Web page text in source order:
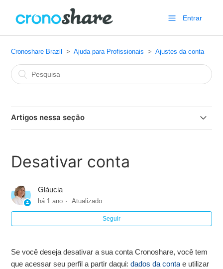
Entrar
Cronoshare Brazil Ajuda para Profissionais Ajustes da conta
Artigos nessa seção
Não consigo entrar na minha conta
Recuperar senha
Desativar conta
Gláucia
há 1 ano Atualizado
Seguir
Se você deseja desativar a sua conta Cronoshare, você tem
que acessar seu perfil a partir daqui:dados da conta e utilizar